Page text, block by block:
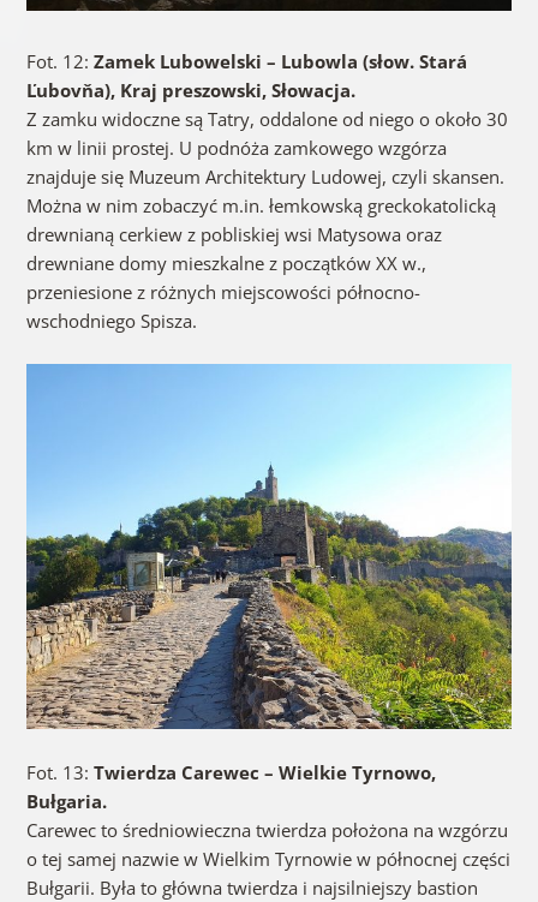
Fot. 12: Zamek Lubowelski – Lubowla (słow. Stará
Ľubovňa), Kraj preszowski, Słowacja.
Z zamku widoczne są Tatry, oddalone od niego o około 30
km w linii prostej. U podnóża zamkowego wzgórza
znajduje się Muzeum Architektury Ludowej, czyli skansen.
Można w nim zobaczyć m.in. łemkowską greckokatolicką
drewnianą cerkiew z pobliskiej wsi Matysowa oraz
drewniane domy mieszkalne z początków XX w.,
przeniesione z różnych miejscowości północno-
wschodniego Spisza.
Fot. 13: Twierdza Carewec – Wielkie Tyrnowo,
Bułgaria.
Carewec to średniowieczna twierdza położona na wzgórzu
o tej samej nazwie w Wielkim Tyrnowie w północnej części
Bułgarii. Była to główna twierdza i najsilniejszy bastion